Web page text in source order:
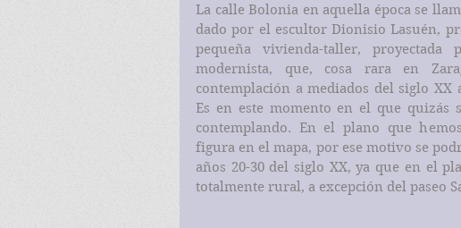
La calle Bolonia en aquella época se
dado por el escultor Dionisio Lasuén,
pequeña vivienda-taller,
modernista, que, cosa rara en
contemplación a mediados del siglo XX
Es en este momento en el que quizás
contemplando. En el plano que
figura en el mapa, por ese motivo se
años 20-30 del siglo XX, ya que en el
totalmente rural, a excepción del paseo